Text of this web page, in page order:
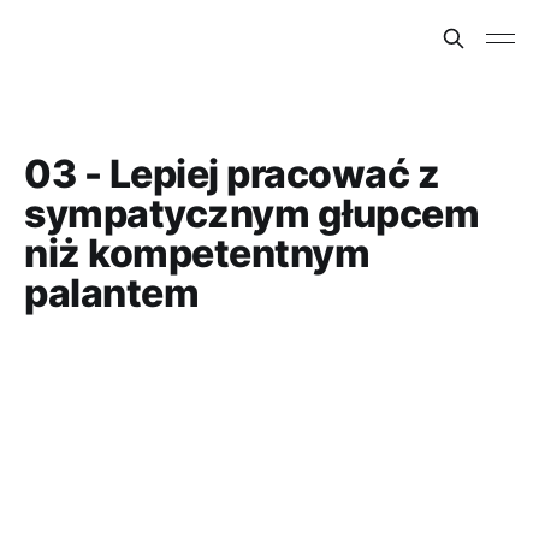
03 - Lepiej pracować z
sympatycznym głupcem
niż kompetentnym
palantem